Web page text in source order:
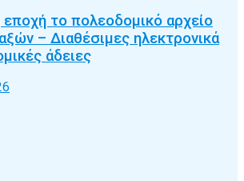
το πολεοδομικό αρχείο
– Διαθέσιμες ηλεκτρονικά
άδειες